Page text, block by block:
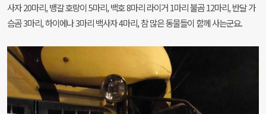
사자 20마리, 뱅갈 호랑이 5마리, 백호 8마리 라이거 1마리 불곰 12마리, 반달 가
슴곰 3마리, 하이에나 3마리 백사자 4마리, 참 많은 동물들이 함께 사는군요.